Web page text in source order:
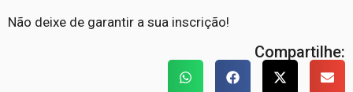
Não deixe de garantir a sua inscrição!
Compartilhe: